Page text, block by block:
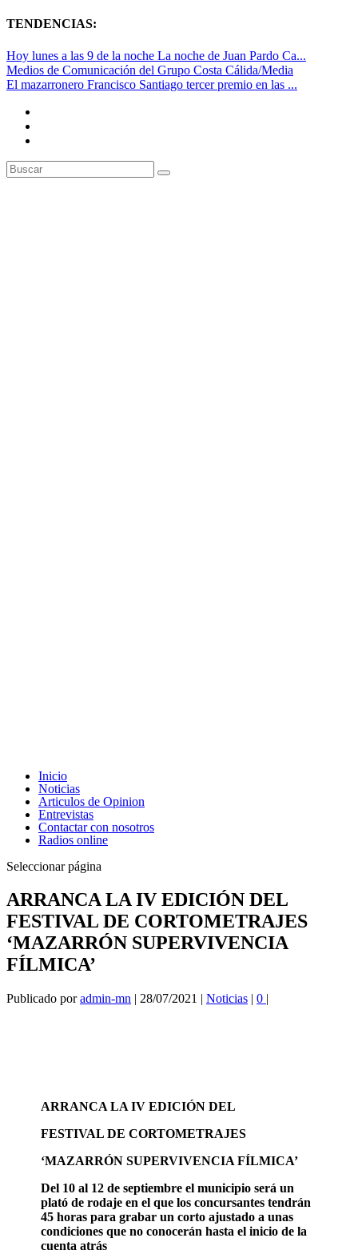
TENDENCIAS:
Hoy lunes a las 9 de la noche La noche de Juan Pardo Ca...
Medios de Comunicación del Grupo Costa Cálida/Media
El mazarronero Francisco Santiago tercer premio en las ...
Inicio
Noticias
Articulos de Opinion
Entrevistas
Contactar con nosotros
Radios online
Seleccionar página
ARRANCA LA IV EDICIÓN DEL
FESTIVAL DE CORTOMETRAJES
‘MAZARRÓN SUPERVIVENCIA
FÍLMICA’
Publicado poradmin-mn | 28/07/2021 | Noticias | 0 |
ARRANCA LA IV EDICIÓN DEL
FESTIVAL DE CORTOMETRAJES
‘MAZARRÓN SUPERVIVENCIA FÍLMICA’
Del 10 al 12 de septiembre el municipio será un
plató de rodaje en el que los concursantes tendrán
45 horas para grabar un corto ajustado a unas
condiciones que no conocerán hasta el inicio de la
cuenta atrás